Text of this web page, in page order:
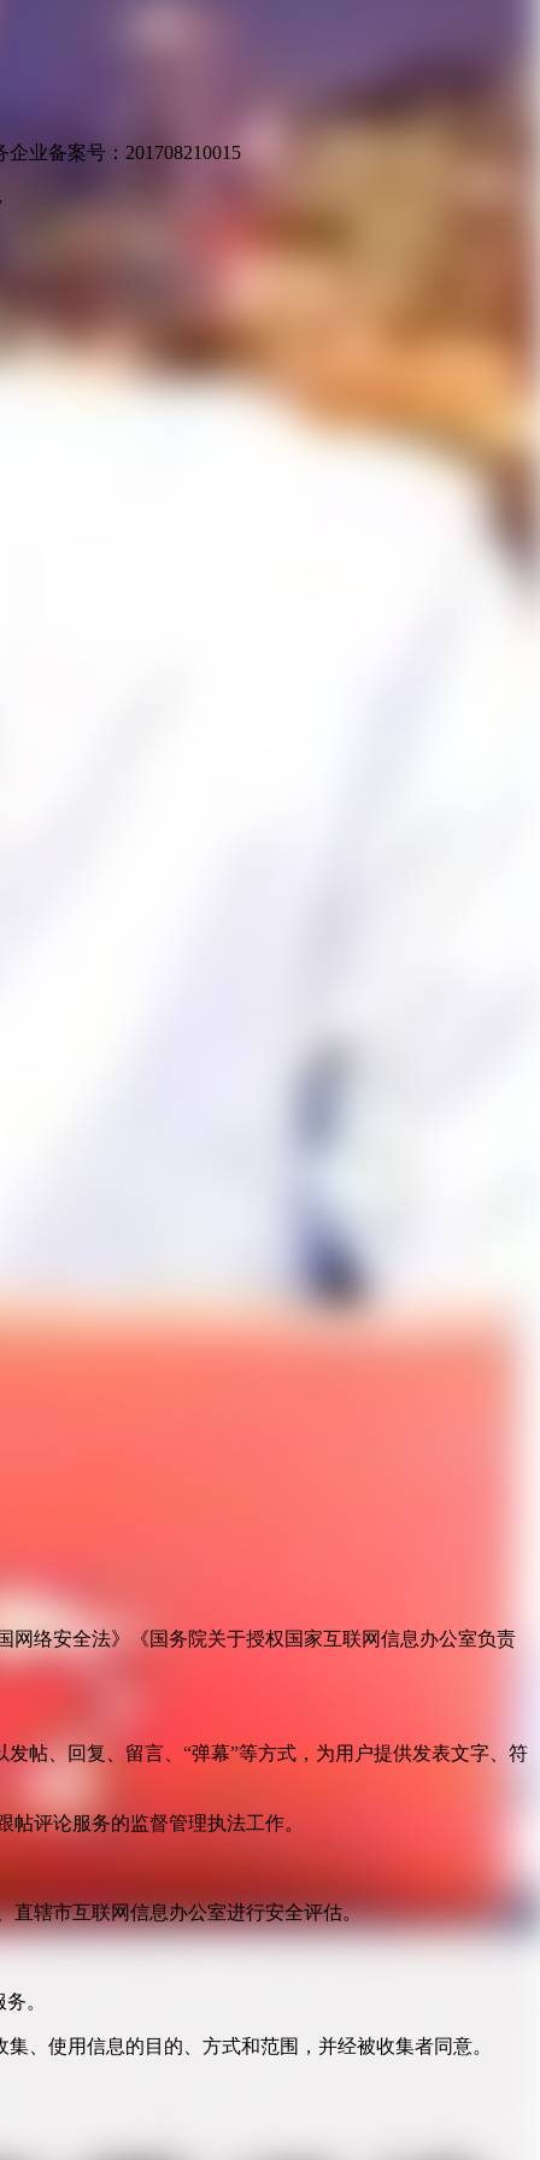
业备案号：201708210015
络安全法》《国务院关于授权国家互联网信息办公室负责
帖、回复、留言、“弹幕”等方式，为用户提供发表文字、符
评论服务的监督管理执法工作。
直辖市互联网信息办公室进行安全评估。
。
、使用信息的目的、方式和范围，并经被收集者同意。